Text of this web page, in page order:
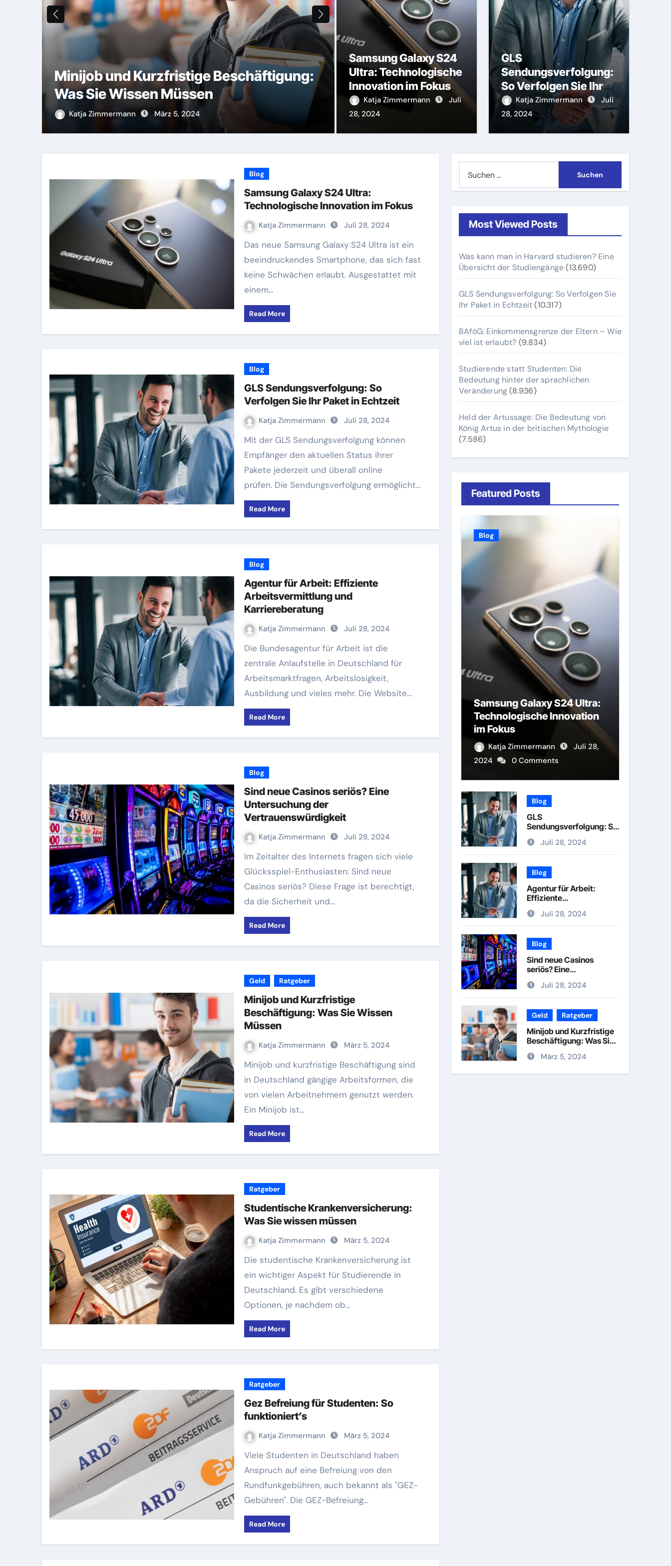
Minijob und Kurzfristige Beschäftigung:
Was Sie Wissen Müssen
Katja Zimmermann März 5, 2024
Samsung Galaxy S24 Ultra:
Technologische Innovation im Fokus
Katja Zimmermann
Samsung Galaxy S24
Ultra: Technologische
Innovation im Fokus
Katja Zimmermann
Juli
28, 2024
GLS
Sendungsverfolgung:
So Verfolgen Sie Ihr
Paket in Echtzeit
Katja Zimmermann
Juli
28, 2024
Blog
Samsung Galaxy S24 Ultra:
Technologische Innovation im Fokus
Katja Zimmermann Juli 28, 2024
Das neue Samsung Galaxy S24 Ultra ist ein
beeindruckendes Smartphone, das sich fast
keine Schwächen erlaubt. Ausgestattet mit
einem…
Read More
Blog
GLS Sendungsverfolgung: So
Verfolgen Sie Ihr Paket in Echtzeit
Katja Zimmermann Juli 28, 2024
Mit der GLS Sendungsverfolgung können
Empfänger den aktuellen Status ihrer
Pakete jederzeit und überall online
prüfen. Die Sendungsverfolgung ermöglicht…
Read More
Blog
Agentur für Arbeit: Effiziente
Arbeitsvermittlung und
Karriereberatung
Katja Zimmermann Juli 28, 2024
Die Bundesagentur für Arbeit ist die
zentrale Anlaufstelle in Deutschland für
Arbeitsmarktfragen, Arbeitslosigkeit,
Ausbildung und vieles mehr. Die Website…
Read More
Blog
Sind neue Casinos seriös? Eine
Untersuchung der
Vertrauenswürdigkeit
Katja Zimmermann Juli 28, 2024
Im Zeitalter des Internets fragen sich viele
Glücksspiel-Enthusiasten: Sind neue
Casinos seriös? Diese Frage ist berechtigt,
da die Sicherheit und…
Read More
Geld Ratgeber
Minijob und Kurzfristige
Beschäftigung: Was Sie Wissen
Müssen
Katja Zimmermann März 5, 2024
Minijob und kurzfristige Beschäftigung sind
in Deutschland gängige Arbeitsformen, die
von vielen Arbeitnehmern genutzt werden.
Ein Minijob ist…
Read More
Ratgeber
Studentische Krankenversicherung:
Was Sie wissen müssen
Katja Zimmermann März 5, 2024
Die studentische Krankenversicherung ist
ein wichtiger Aspekt für Studierende in
Deutschland. Es gibt verschiedene
Optionen, je nachdem ob…
Read More
Ratgeber
Gez Befreiung für Studenten: So
funktioniert’s
Katja Zimmermann März 5, 2024
Viele Studenten in Deutschland haben
Anspruch auf eine Befreiung von den
Rundfunkgebühren, auch bekannt als "GEZ-
Gebühren". Die GEZ-Befreiung…
Read More
nach:
Most Viewed Posts
Was kann man in Harvard studieren? Eine
Übersicht der Studiengänge (13.690)
GLS Sendungsverfolgung: So Verfolgen Sie
Ihr Paket in Echtzeit (10.317)
BAföG: Einkommensgrenze der Eltern – Wie
viel ist erlaubt? (9.834)
Studierende statt Studenten: Die
Bedeutung hinter der sprachlichen
Veränderung (8.936)
Held der Artussage: Die Bedeutung von
König Artus in der britischen Mythologie
(7.586)
Featured Posts
Blog
Samsung Galaxy S24 Ultra:
Technologische Innovation
im Fokus
Katja Zimmermann
Juli 28,
2024
0 Comments
Blog
GLS
Sendungsverfolgung: So
Verfolgen Sie Ihr Paket in
Echtzeit
Juli 28, 2024
Blog
Agentur für Arbeit:
Effiziente
Arbeitsvermittlung und
Karriereberatung
Juli 28, 2024
Blog
Sind neue Casinos
seriös? Eine
Untersuchung der
Vertrauenswürdigkeit
Juli 28, 2024
Geld Ratgeber
Minijob und Kurzfristige
Beschäftigung: Was Sie
Wissen Müssen
März 5, 2024